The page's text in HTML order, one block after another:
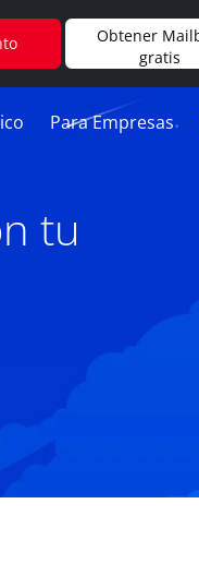
Para Empresas
tu
Obtener
gratis